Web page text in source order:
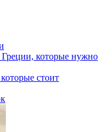
которые нужно
стоит